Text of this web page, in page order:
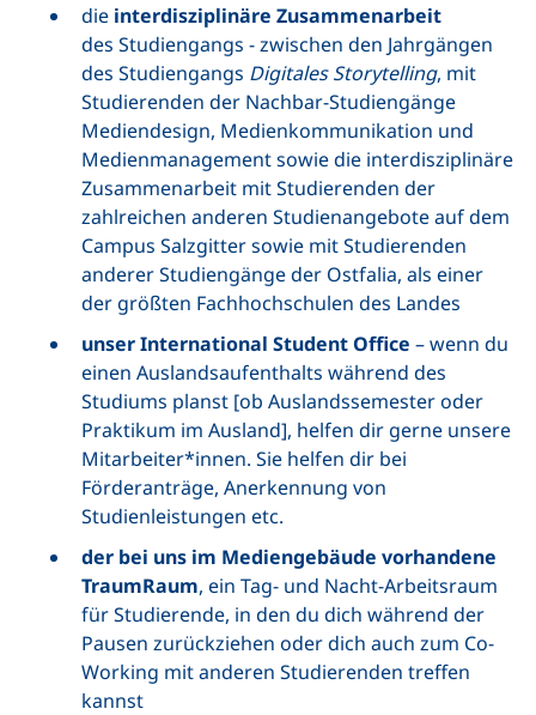
die interdisziplinäre Zusammenarbeit
des Studiengangs - zwischen den Jahrgängen
des Studiengangs Digitales Storytelling, mit
Studierenden der Nachbar-Studiengänge
Mediendesign, Medienkommunikation und
Medienmanagement sowie die interdisziplinäre
Zusammenarbeit mit Studierenden der
zahlreichen anderen Studienangebote auf dem
Campus Salzgitter sowie mit Studierenden
anderer Studiengänge der Ostfalia, als einer
der größten Fachhochschulen des Landes
unser International Student Office – wenn du
einen Auslandsaufenthalts während des
Studiums planst [ob Auslandssemester oder
Praktikum im Ausland], helfen dir gerne unsere
Mitarbeiter*innen. Sie helfen dir bei
Förderanträge, Anerkennung von
Studienleistungen etc.
der bei uns im Mediengebäude vorhandene
TraumRaum, ein Tag- und Nacht-Arbeitsraum
für Studierende, in den du dich während der
Pausen zurückziehen oder dich auch zum Co-
Working mit anderen Studierenden treffen
kannst